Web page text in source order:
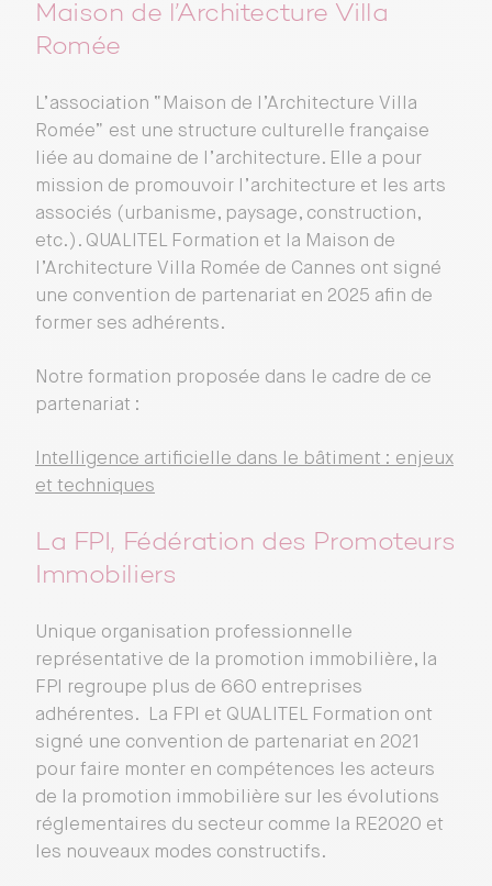
Maison de l’Architecture Villa
Romée
L’association “Maison de l’Architecture Villa
Romée” est une structure culturelle française
liée au domaine de l’architecture. Elle a pour
mission de promouvoir l’architecture et les arts
associés (urbanisme, paysage, construction,
etc.). QUALITEL Formation et la Maison de
l’Architecture Villa Romée de Cannes ont signé
une convention de partenariat en 2025 afin de
former ses adhérents.
Notre formation proposée dans le cadre de ce
partenariat :
Intelligence artificielle dans le bâtiment : enjeux
et techniques
La FPI, Fédération des Promoteurs
Immobiliers
Unique organisation professionnelle
représentative de la promotion immobilière, la
FPI regroupe plus de 660 entreprises
adhérentes. La FPI et QUALITEL Formation ont
signé une convention de partenariat en 2021
pour faire monter en compétences les acteurs
de la promotion immobilière sur les évolutions
réglementaires du secteur comme la RE2020 et
les nouveaux modes constructifs.